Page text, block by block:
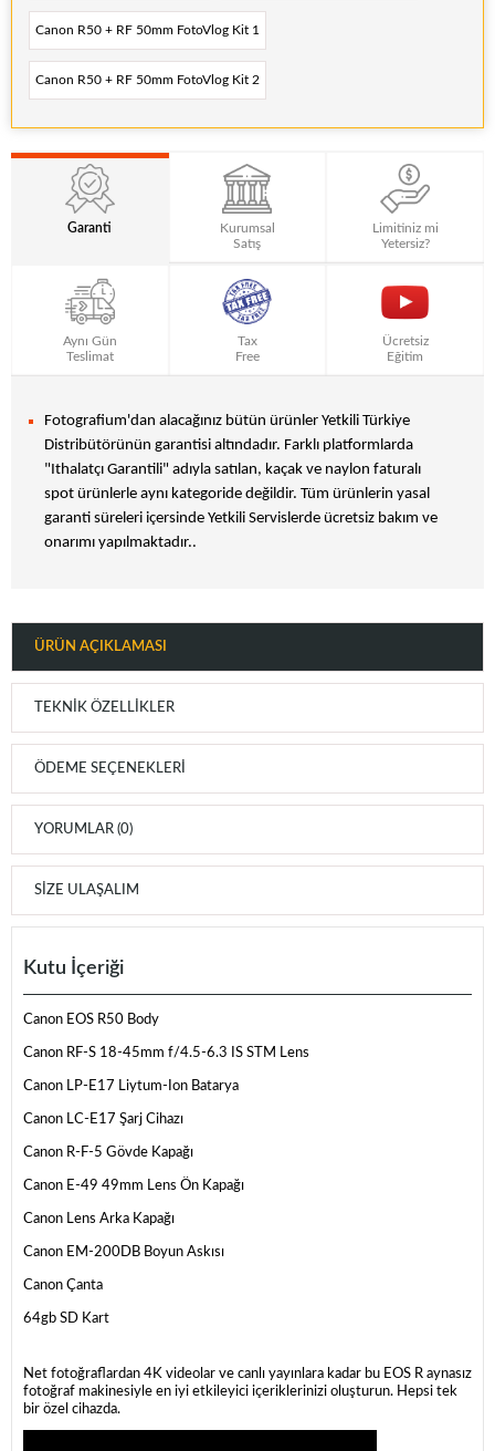
Canon R50 + RF 50mm FotoVlog Kit 1
Canon R50 + RF 50mm FotoVlog Kit 2
Garanti
Kurumsal
Satış
Limitiniz mi
Yetersiz?
Aynı Gün
Teslimat
Tax
Free
Ücretsiz
Eğitim
Fotografium'dan alacağınız bütün ürünler Yetkili Türkiye
Distribütörünün garantisi altındadır. Farklı platformlarda
"Ithalatçı Garantili" adıyla satılan, kaçak ve naylon faturalı
spot ürünlerle aynı kategoride değildir. Tüm ürünlerin yasal
garanti süreleri içersinde Yetkili Servislerde ücretsiz bakım ve
onarımı yapılmaktadır..
ÜRÜN AÇIKLAMASI
TEKNIK ÖZELLIKLER
ÖDEME SEÇENEKLERI
YORUMLAR (0)
SIZE ULAŞALIM
Net fotoğraflardan 4K videolar ve canlı yayınlara kadar bu EOS R aynasız
fotoğraf makinesiyle en iyi etkileyici içeriklerinizi oluşturun. Hepsi tek
bir özel cihazda.
Kutu İçeriği
Canon EOS R50 Body
Canon RF-S 18-45mm f/4.5-6.3 IS STM Lens
Canon LP-E17 Liytum-Ion Batarya
Canon LC-E17 Şarj Cihazı
Canon R-F-5 Gövde Kapağı
Canon E-49 49mm Lens Ön Kapağı
Canon Lens Arka Kapağı
Canon EM-200DB Boyun Askısı
Canon Çanta
64gb SD Kart